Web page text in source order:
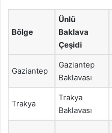
Bölge
Ünlü
Baklava
Çeşidi
Gaziantep
Gaziantep
Baklavası
Trakya
Trakya
Baklavası